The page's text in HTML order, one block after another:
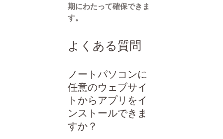
期にわたって確保できま
す。
よくある質問
ノートパソコンに
任意のウェブサイ
トからアプリをイ
ンストールできま
すか？